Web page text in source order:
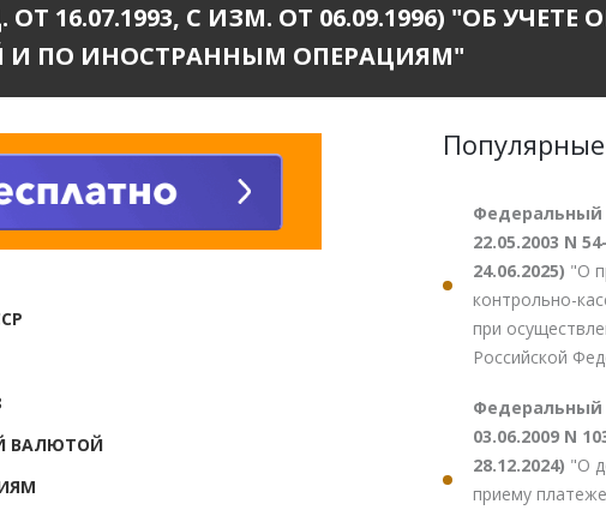
16.07.1993, С ИЗМ. ОТ 06.09.1996) "ОБ УЧЕТЕ
ПО ИНОСТРАННЫМ ОПЕРАЦИЯМ"
ВАЛЮТОЙ
Федеральный
22.05.2003 N
24.06.2025) "О
контрольно-
при
Российской
Федеральный
03.06.2009 N
28.12.2024) "О
приему